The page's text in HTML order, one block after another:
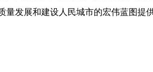
发展和建设人民城市的宏伟蓝图提